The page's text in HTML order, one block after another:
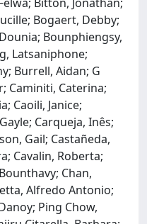
Bogaert, Debby;
Bounphiengsy,
Latsaniphone;
Burrell, Aidan; G
Caminiti, Caterina;
Caoili, Janice;
Carqueja, Inês;
Gail; Castañeda,
Cavalin, Roberta;
Chan,
Alfredo Antonio;
Ping Chow,